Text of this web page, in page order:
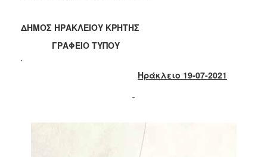
2013
ΔΗΜΟΣ ΗΡΑΚΛΕΙΟΥ ΚΡΗΤΗΣ
ΓΡΑΦΕΙΟ ΤΥΠΟΥ
`
Ηράκλειο 19-07-2021